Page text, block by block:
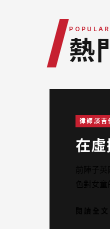
/熱
律師談吉
在